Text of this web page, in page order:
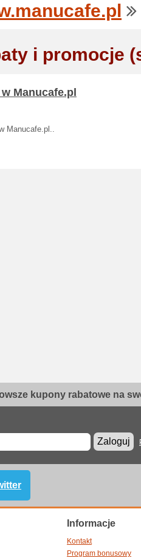
i promocje
Manucafe.pl
Manucafe.pl..
kupony rabatowe na
Zaloguj
Informacje
Kontakt
Program bonusowy